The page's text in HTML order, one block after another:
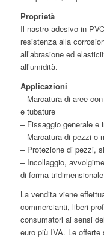
Proprietà
Il nastro adesivo in
resistenza alla
all’abrasione ed
all’umidità.
Applicazioni
– Marcatura di aree
e tubature
– Fissaggio generale e
– Marcatura di pezzi o
– Protezione di pezzi,
– Incollaggio,
di forma tridimensionale
La vendita viene
commercianti, liberi
consumatori ai sensi
euro più IVA. Le